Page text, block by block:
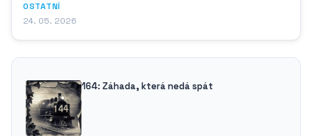
OSTATNÍ
24. 05. 2026
164: Záhada, která nedá spát